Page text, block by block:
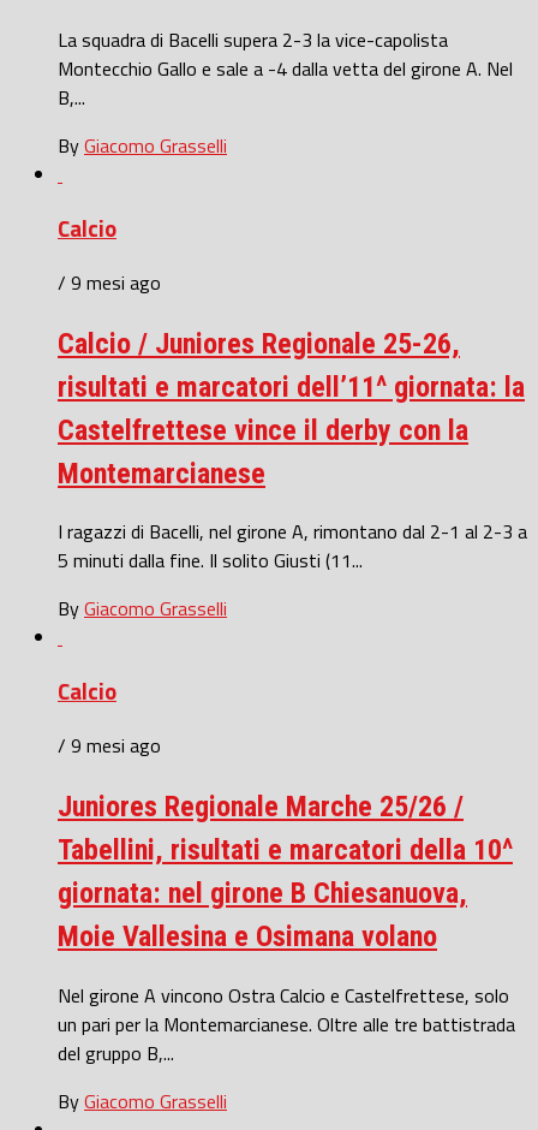
La squadra di Bacelli supera 2-3 la vice-capolista
Montecchio Gallo e sale a -4 dalla vetta del girone A. Nel
B,...
ByGiacomo Grasselli
Calcio
/ 9 mesi ago
Calcio / Juniores Regionale 25-26,
risultati e marcatori dell’11^ giornata: la
Castelfrettese vince il derby con la
Montemarcianese
I ragazzi di Bacelli, nel girone A, rimontano dal 2-1 al 2-3 a
5 minuti dalla fine. Il solito Giusti (11...
ByGiacomo Grasselli
Calcio
/ 9 mesi ago
Juniores Regionale Marche 25/26 /
Tabellini, risultati e marcatori della 10^
giornata: nel girone B Chiesanuova,
Moie Vallesina e Osimana volano
Nel girone A vincono Ostra Calcio e Castelfrettese, solo
un pari per la Montemarcianese. Oltre alle tre battistrada
del gruppo B,...
ByGiacomo Grasselli